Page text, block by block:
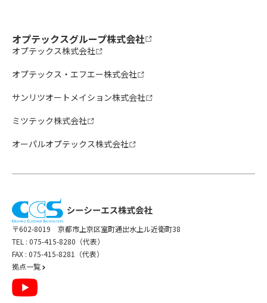
オプテックスグループ株式会社
オプテックス株式会社
オプテックス・エフエー株式会社
サンリツオートメイション株式会社
ミツテック株式会社
オーパルオプテックス株式会社
〒602-8019 京都市上京区室町通出水上ル近衛町38
TEL : 075-415-8280（代表）
FAX : 075-415-8281（代表）
拠点一覧